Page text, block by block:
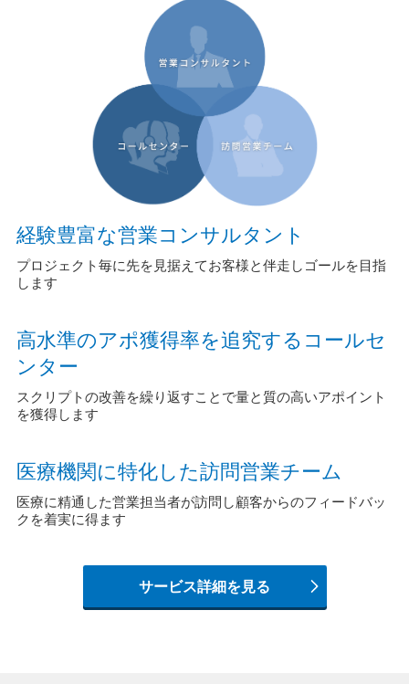
経験豊富な営業コンサルタント
プロジェクト毎に先を見据えてお客様と伴走しゴールを目指
します
高水準のアポ獲得率を追究するコールセ
ンター
スクリプトの改善を繰り返すことで量と質の高いアポイント
を獲得します
医療機関に特化した訪問営業チーム
医療に精通した営業担当者が訪問し顧客からのフィードバッ
クを着実に得ます
サービス詳細を見る